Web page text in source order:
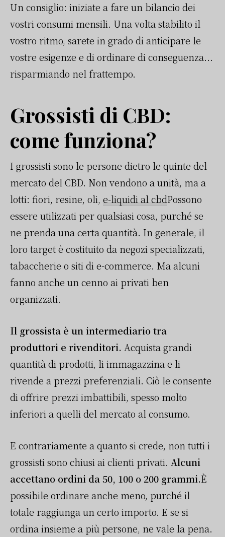
Un consiglio: iniziate a fare un bilancio dei
vostri consumi mensili. Una volta stabilito il
vostro ritmo, sarete in grado di anticipare le
vostre esigenze e di ordinare di conseguenza...
risparmiando nel frattempo.
Grossisti di CBD:
come funziona?
I grossisti sono le persone dietro le quinte del
mercato del CBD. Non vendono a unità, ma a
lotti: fiori, resine, oli, e-liquidi al cbdPossono
essere utilizzati per qualsiasi cosa, purché se
ne prenda una certa quantità. In generale, il
loro target è costituito da negozi specializzati,
tabaccherie o siti di e-commerce. Ma alcuni
fanno anche un cenno ai privati ben
organizzati.
Il grossista è un intermediario tra
produttori e rivenditori. Acquista grandi
quantità di prodotti, li immagazzina e li
rivende a prezzi preferenziali. Ciò le consente
di offrire prezzi imbattibili, spesso molto
inferiori a quelli del mercato al consumo.
E contrariamente a quanto si crede, non tutti i
grossisti sono chiusi ai clienti privati. Alcuni
accettano ordini da 50, 100 o 200 grammi.È
possibile ordinare anche meno, purché il
totale raggiunga un certo importo. E se si
ordina insieme a più persone, ne vale la pena.